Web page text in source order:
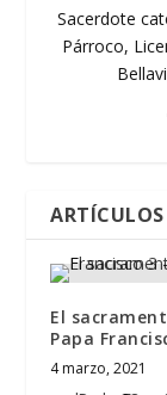
Sacerdote
Párroco,
El
Papa
4 marzo, 2021